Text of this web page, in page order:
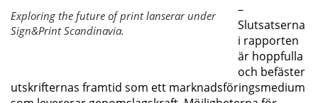
Exploring the future of print lanserar under
Sign&Print Scandinavia.
–
Slutsatserna
i rapporten
är hoppfulla
och befäster
utskrifternas framtid som ett marknadsföringsmedium